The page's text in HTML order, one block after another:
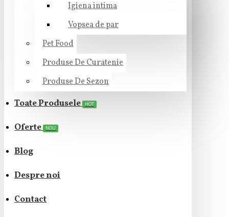
Igiena intima
Vopsea de par
Pet Food
Produse De Curatenie
Produse De Sezon
Toate Produsele HOT
Oferte NOU
Blog
Despre noi
Contact